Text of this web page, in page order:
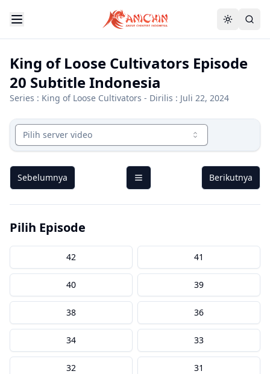
King of Loose Cultivators Episode
20 Subtitle Indonesia
Series : King of Loose Cultivators - Dirilis : Juli 22, 2024
Pilih server video
Sebelumnya Berikutnya
Pilih Episode
42 41
40 39
38 36
34 33
32 31